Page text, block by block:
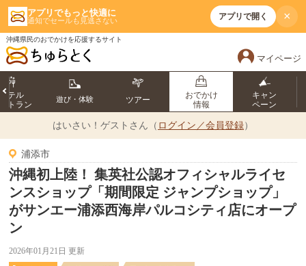
アプリでもっと快適に
通知でセールも見逃さない アプリで開く ×
沖縄県民のおでかけを応援するサイト
マイページ
ホテル
トラン
遊び・体験 ツアー
おでかけ
情報
キャン
ペーン
はいさい！ ゲストさん（ ログイン／会員登録）
浦添市
沖縄初上陸！ 集英社公認オフィシャルライセ
ンスショップ「期間限定 ジャンプショップ」
がサンエー浦添西海岸パルコシティ店にオープ
ン
2026年01月21日 更新